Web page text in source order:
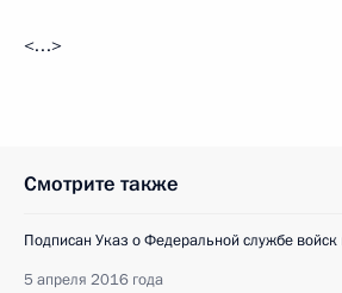
<…>
Смотрите также
Подписан Указ о Федеральной службе
5 апреля 2016 года